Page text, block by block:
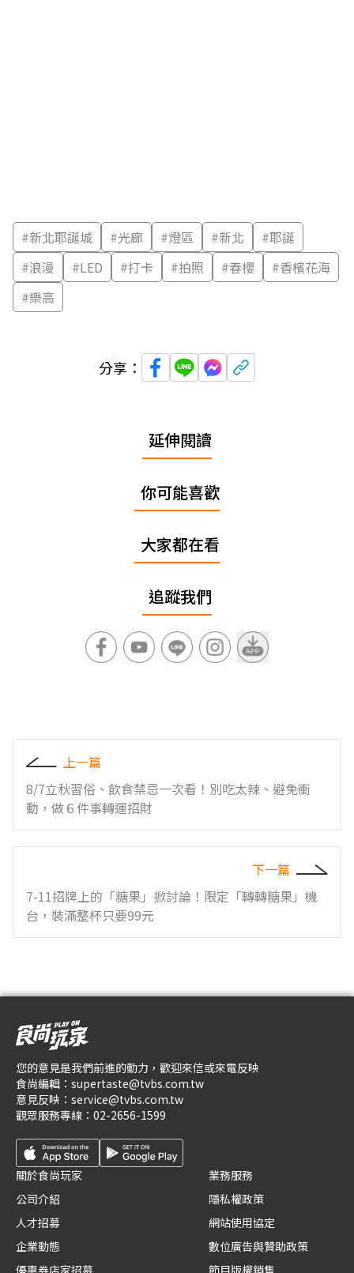
#新北耶誕城 #光廊 #燈區 #新北 #耶誕
#浪漫 #LED #打卡 #拍照 #春櫻 #香檳花海
#樂高
分享：
延伸閱讀
你可能喜歡
大家都在看
追蹤我們
上一篇
8/7立秋習俗、飲食禁忌一次看！別吃太辣、避免衝
動，做６件事轉運招財
下一篇
7-11招牌上的「糖果」掀討論！限定「轉轉糖果」機
台，裝滿整杯只要99元
您的意見是我們前進的動力，歡迎來信或來電反映
食尚編輯： supertaste@tvbs.com.tw
意見反映： service@tvbs.com.tw
觀眾服務專線： 02-2656-1599
關於食尚玩家
公司介紹
人才招募
企業動態
業務服務
隱私權政策
網站使用協定
數位廣告與贊助政策